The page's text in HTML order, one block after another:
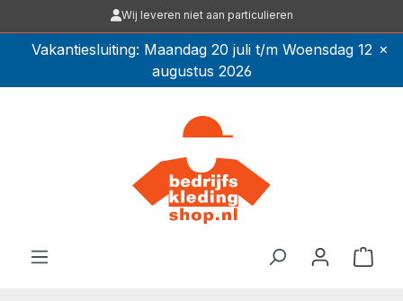
Ga naar de hoofdinhoud
Vakantiesluiting: Maandag 20 juli t/m Woensdag 12
augustus 2026
×